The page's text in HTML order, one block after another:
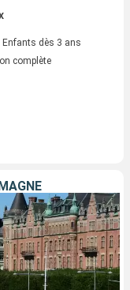
Enfants dès 3 ans
complète